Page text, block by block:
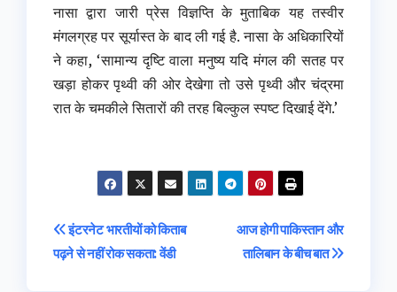
नासा द्वारा जारी प्रेस विज्ञप्ति के मुताबिक यह तस्वीर
मंगलग्रह पर सूर्यास्त के बाद ली गई है. नासा के अधिकारियों
ने कहा, ‘सामान्य दृष्टि वाला मनुष्य यदि मंगल की सतह पर
खड़ा होकर पृथ्वी की ओर देखेगा तो उसे पृथ्वी और चंद्रमा
रात के चमकीले सितारों की तरह बिल्कुल स्पष्ट दिखाई देंगे.’
Post
navigation
आज होगी पाकिस्‍तान और
तालिबान के बीच बात
इंटरनेट भारतीयों को किताब
पढ़ने से नहीं रोक सकता: वेंडी